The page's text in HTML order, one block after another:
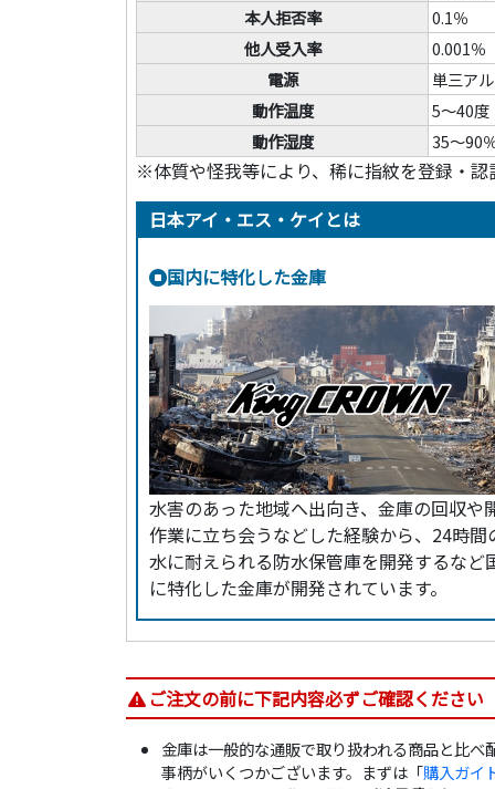
本人拒否率
0.1％
他人受入率
0.001％
電源
単三ア
動作温度
5～40度
動作湿度
35～90
※体質や怪我等により、稀に指紋を登録・
日本アイ・エス・ケイとは
国内に特化した金庫
水害のあった地域へ出向き、金庫の回収や
作業に立ち会うなどした経験から、24時間
水に耐えられる防水保管庫を開発するなど
に特化した金庫が開発されています。
ご注文の前に下記内容必ずご確認ください
金庫は一般的な通販で取り扱われる商品と比
事柄がいくつかございます。まずは「購入ガイ